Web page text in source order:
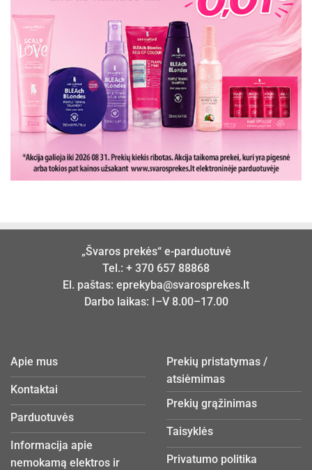
„Švaros prekės“ e-parduotuvė
Tel.: + 370 657 88868
El. paštas: eprekyba@svarosprekes.lt
Darbo laikas: I–V 8.00–17.00
Apie mus
Kontaktai
Parduotuvės
Informacija apie
nemokamą elektros ir
Prekių pristatymas /
atsiėmimas
Prekių grąžinimas
Taisyklės
Privatumo politika